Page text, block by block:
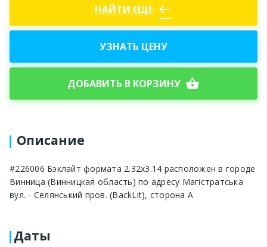
НАЙТИ ЕЩЕ west
УЗНАТЬ ЦЕНУ
ДОБАВИТЬ В КОРЗИНУ shopping_basket
Описание
#226006 Бэклайт формата 2.32x3.14 расположен в городе
Винница (Винницкая область) по адресу Магістратська
вул. - Селянський пров. (BackLit), сторона A
Даты